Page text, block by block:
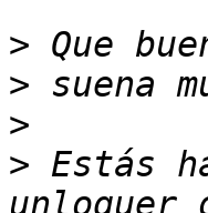
>
>
>
> Estás